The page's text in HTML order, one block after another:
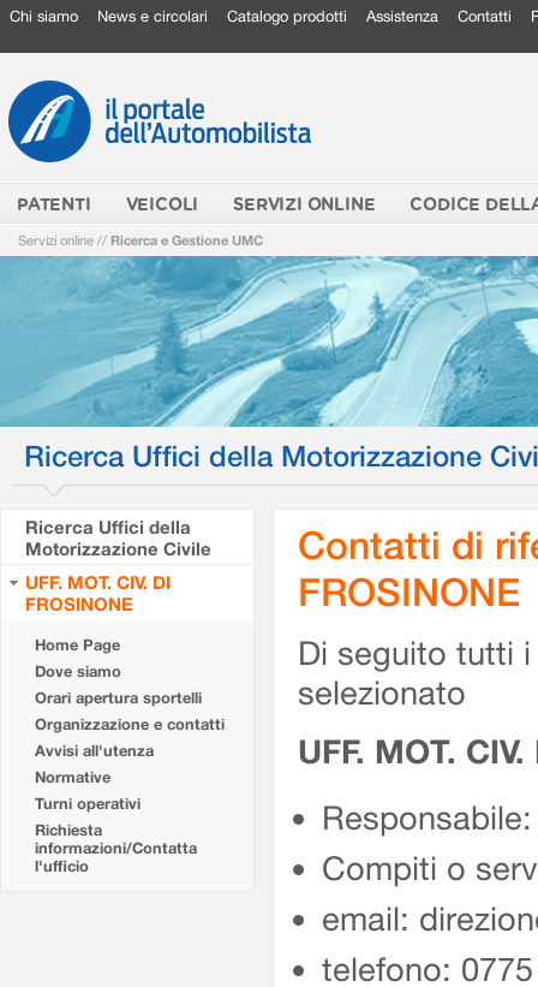
Chi siamo News e circolari Catalogo prodotti Assistenza Contatti
PATENTI VEICOLI SERVIZI ONLINE CODICE
Servizi online // Ricerca e Gestione UMC
Ricerca Uffici della Motorizzazione
Ricerca Uffici della
Motorizzazione Civile
UFF. MOT. CIV. DI
FROSINONE
Home Page
Dove siamo
Orari apertura sportelli
Organizzazione e contatti
Avvisi all'utenza
Normative
Turni operativi
Richiesta
informazioni/Contatta
l'ufficio
Contatti di
FROSINONE
Di seguito tutti
selezionato
UFF. MOT.
Compiti o
email:
telefono: